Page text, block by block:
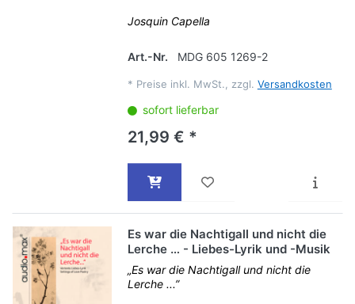
Josquin Capella
Art.-Nr. MDG 605 1269-2
* Preise inkl. MwSt., zzgl. Versandkosten
sofort lieferbar
21,99 € *
Es war die Nachtigall und nicht die
Lerche … - Liebes-Lyrik und -Musik
„Es war die Nachtigall und nicht die
Lerche ...”